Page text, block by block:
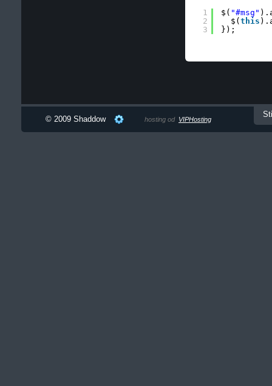
1
2
3
$( "#msg"
$( this
});
© 2009 Shaddow hosting od VIPHosting